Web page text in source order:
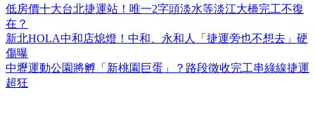
低房價十大台北捷運站！唯一2字頭淡水等淡江大橋完工不復
在？
新北HOLA中和店熄燈！中和、永和人「捷運旁也不想去」硬
傷曝
中壢運動公園將孵「新桃園巨蛋」？路段徵收完工串綠線捷運
超狂